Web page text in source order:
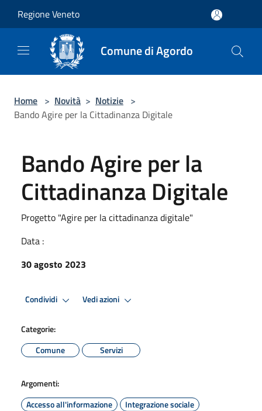
Regione Veneto
Comune di Agordo
Home > Novità > Notizie >
Bando Agire per la Cittadinanza Digitale
Bando Agire per la
Cittadinanza Digitale
Progetto "Agire per la cittadinanza digitale"
Data :
30 agosto 2023
Condividi Vedi azioni
Categorie:
Comune
Servizi
Argomenti:
Accesso all'informazione
Integrazione sociale